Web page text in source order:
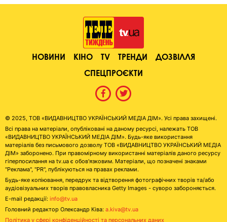
НОВИНИ КІНО TV ТРЕНДИ
ДОЗВІЛЛЯ
СПЕЦПРОЄКТИ
© 2025, ТОВ «ВИДАВНИЦТВО УКРАЇНСЬКИЙ МЕДІА ДІМ». Усі права захищені.
Всі права на матеріали, опубліковані на даному ресурсі, належать ТОВ
«ВИДАВНИЦТВО УКРАЇНСЬКИЙ МЕДІА ДІМ». Будь-яке використання
матеріалів без письмового дозволу ТОВ «ВИДАВНИЦТВО УКРАЇНСЬКИЙ МЕДІА
ДІМ» заборонено. При правомірному використанні матеріалів даного ресурсу
гіперпосилання на tv.ua є обов'язковим. Матеріали, що позначені знаками
"Реклама", "PR", публікуються на правах реклами.
Будь-яке копіювання, передрук та відтворення фотографічних творів та/або
аудіовізуальних творів правовласника Getty Images - суворо забороняється.
E-mail редакції: info@tv.ua
Головний редактор Олександр Ківа: a.kiva@tv.ua
Політика у сфері конфіденційності та персональних даних